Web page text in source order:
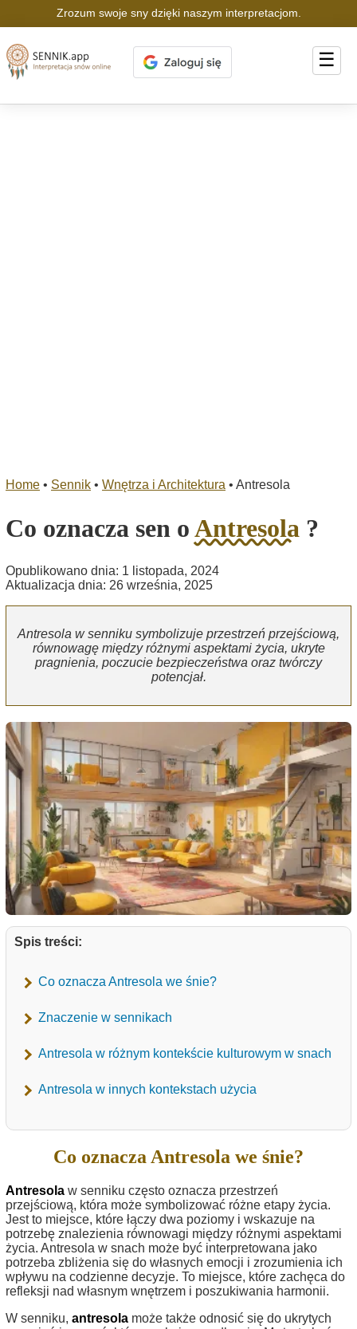
Zrozum swoje sny dzięki naszym interpretacjom.
☰
Home • Sennik • Wnętrza i Architektura • Antresola
Co oznacza sen oAntresola ?
Opublikowano dnia: 1 listopada, 2024
Aktualizacja dnia: 26 września, 2025
Antresola w senniku symbolizuje przestrzeń przejściową,
równowagę między różnymi aspektami życia, ukryte
pragnienia, poczucie bezpieczeństwa oraz twórczy
potencjał.
Spis treści:
Co oznacza Antresola we śnie?
Znaczenie w sennikach
Antresola w różnym kontekście kulturowym w snach
Antresola w innych kontekstach użycia
Co oznacza Antresola we śnie?
Antresola w senniku często oznacza przestrzeń
przejściową, która może symbolizować różne etapy życia.
Jest to miejsce, które łączy dwa poziomy i wskazuje na
potrzebę znalezienia równowagi między różnymi aspektami
życia. Antresola w snach może być interpretowana jako
potrzeba zbliżenia się do własnych emocji i zrozumienia ich
wpływu na codzienne decyzje. To miejsce, które zachęca do
refleksji nad własnym wnętrzem i poszukiwania harmonii.
W senniku, antresola może także odnosić się do ukrytych